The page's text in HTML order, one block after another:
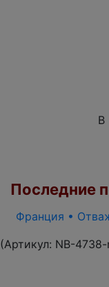
В
Последние
Франция •
(Артикул: NB-4738-